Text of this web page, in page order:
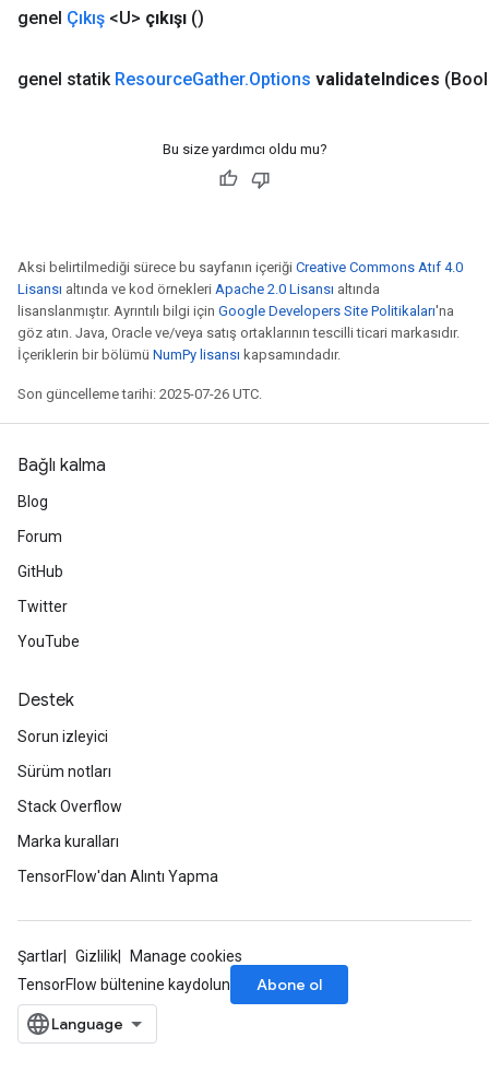
genel Çıkış <U> çıkışı ()
genel statik ResourceGather.Options validateIndices
Bu size yardımcı oldu mu?
Aksi belirtilmediği sürece bu sayfanın içeriği Creative Commons Atıf 4.0
Lisansı altında ve kod örnekleri Apache 2.0 Lisansı altında
lisanslanmıştır. Ayrıntılı bilgi için Google Developers Site Politikaları'na
göz atın. Java, Oracle ve/veya satış ortaklarının tescilli ticari markasıdır.
İçeriklerin bir bölümü NumPy lisansı kapsamındadır.
Son güncelleme tarihi: 2025-07-26 UTC.
Bağlı kalma
Blog
Forum
GitHub
Twitter
YouTube
Destek
Sorun izleyici
Sürüm notları
Stack Overflow
Marka kuralları
TensorFlow'dan Alıntı Yapma
Şartlar Gizlilik
Manage cookies
TensorFlow bültenine kaydolun
Abone ol